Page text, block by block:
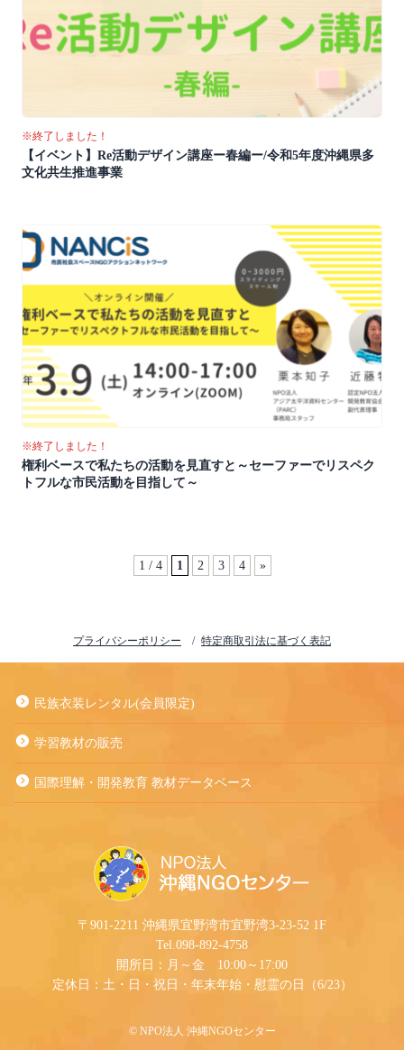
※終了しました！
【イベント】Re活動デザイン講座ー春編ー/令和5年度沖縄県多
文化共生推進事業
※終了しました！
権利ベースで私たちの活動を見直すと～セーファーでリスペク
トフルな市民活動を目指して～
1 / 4 1 2 3 4 »
プライバシーポリシー 特定商取引法に基づく表記
民族衣装レンタル(会員限定)
学習教材の販売
国際理解・開発教育 教材データベース
〒901-2211 沖縄県宜野湾市宜野湾3-23-52 1F
Tel.098-892-4758
開所日：月～金 10:00～17:00
定休日：土・日・祝日・年末年始・慰霊の日（6/23）
©︎ NPO法人 沖縄NGOセンター